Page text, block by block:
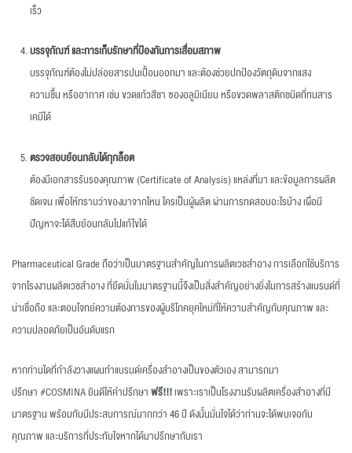
เร็ว
บรรจุภัณฑ์ และการเก็บรักษาที่ป้องกันการเสื่อมสภาพ
บรรจุภัณฑ์ต้องไม่ปล่อยสารปนเปื้อนออกมา และต้องช่วยปกป้องวัตถุดิบจากแสง
ความชื้น หรืออากาศ เช่น ขวดแก้วสีชา ซองอลูมิเนียม หรือขวดพลาสติกชนิดที่ทนสาร
เคมีได้
ตรวจสอบย้อนกลับได้ทุกล็อต
ต้องมีเอกสารรับรองคุณภาพ (Certificate of Analysis) แหล่งที่มา และข้อมูลการผลิต
ชัดเจน เพื่อให้ทราบว่าของมาจากไหน ใครเป็นผู้ผลิต ผ่านการทดสอบอะไรบ้าง เผื่อมี
ปัญหาจะได้สืบย้อนกลับไปแก้ไขได้
Pharmaceutical Grade ถือว่าเป็นมาตรฐานสำคัญในการผลิตเวชสำอาง การเลือกใช้บริการ
จากโรงงานผลิตเวชสำอาง ที่ยึดมั่นในมาตรฐานนี้จึงเป็นสิ่งสำคัญอย่างยิ่งในการสร้างแบรนด์ที่
น่าเชื่อถือ และตอบโจทย์ความต้องการของผู้บริโภคยุคใหม่ที่ให้ความสำคัญกับคุณภาพ และ
ความปลอดภัยเป็นอันดับแรก
หากท่านใดที่กำลังวางแผนทำแบรนด์เครื่องสำอางเป็นของตัวเอง สามารถมา
ปรึกษา#COSMINAยินดีให้คำปรึกษาฟรี!!!เพราะเราเป็นโรงงานรับผลิตเครื่องสำอางที่มี
มาตรฐาน พร้อมกับมีประสบการณ์มากกว่า 46 ปี ดังนั้นมั่นใจได้ว่าท่านจะได้พบเจอกับ
คุณภาพ และบริการที่ประทับใจหากได้มาปรึกษากับเรา